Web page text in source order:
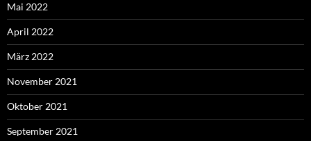
Mai 2022
April 2022
März 2022
November 2021
Oktober 2021
September 2021